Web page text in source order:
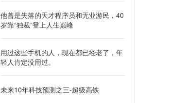
他曾是失落的天才程序员和无业游民，40
岁靠“独裁”登上人生巅峰
用过这些手机的人，现在都已经老了，年
轻人肯定没用过。
未来10年科技预测之三-超级高铁